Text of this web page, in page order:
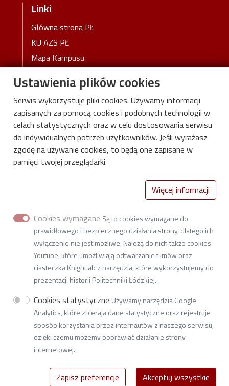
Centrum Sportu Politechniki Łódzkiej
Al. Politechniki 11 (budynek C-4)
93-590 Łódź
tel: (042) 631-28-65, (042) 631-28-21,
adres e-mail: S3@adm.p.lodz.pl
https://www.facebook.com/centrum.sportu.11
Linki
Główna strona PŁ
KU AZS PŁ
Mapa Kampusu
PŁ
Deklaracja dostępności
© 2026Politechnika Łódzka
Ustawienia plików cookies
Serwis wykorzystuje pliki cookies. Używamy informacji
zapisanych za pomocą cookies i podobnych technologii w
celach statystycznych oraz w celu dostosowania serwisu
do indywidualnych potrzeb użytkowników. Jeśli wyrażasz
zgodę na używanie cookies, to będą one zapisane w
pamięci twojej przeglądarki.
Więcej informacji
Cookies wymagane Są to cookies wymagane do
prawidłowego i bezpiecznego działania strony, dlatego ich
wyłączenie nie jest możliwe. Należą do nich także cookies
Youtube, które umożliwiają odtwarzanie filmów oraz
ciasteczka Knightlab z narzędzia, które wykorzystujemy do
prezentacji historii Politechniki Łódzkiej.
Cookies statystyczne Używamy narzędzia Google
Analytics, które zbieraja dane statystyczne oraz rejestruje
sposób korzystania przez internautów z naszego serwisu,
dzięki czemu możemy poprawiać działanie strony
internetowej.
Zapisz preferencje Akceptuj wszystkie